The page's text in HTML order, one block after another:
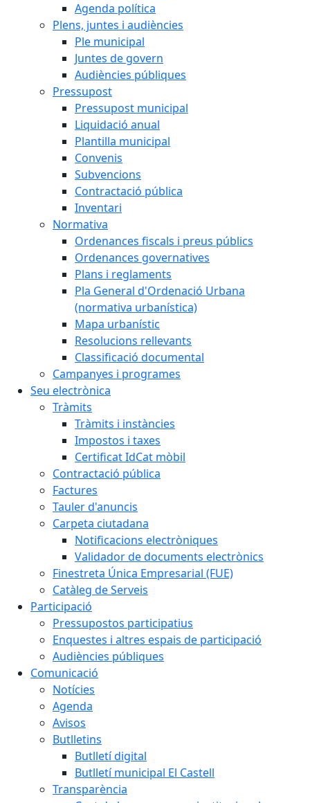
Agenda política
Plens, juntes i audiències
Ple municipal
Juntes de govern
Audiències públiques
Pressupost
Pressupost municipal
Liquidació anual
Plantilla municipal
Convenis
Subvencions
Contractació pública
Inventari
Normativa
Ordenances fiscals i preus públics
Ordenances governatives
Plans i reglaments
Pla General d'Ordenació Urbana
(normativa urbanística)
Mapa urbanístic
Resolucions rellevants
Classificació documental
Campanyes i programes
Seu electrònica
Tràmits
Tràmits i instàncies
Impostos i taxes
Certificat IdCat mòbil
Contractació pública
Factures
Tauler d'anuncis
Carpeta ciutadana
Notificacions electròniques
Validador de documents electrònics
Finestreta Única Empresarial (FUE)
Catàleg de Serveis
Participació
Pressupostos participatius
Enquestes i altres espais de participació
Audiències públiques
Comunicació
Notícies
Agenda
Avisos
Butlletins
Butlletí digital
Butlletí municipal El Castell
Transparència